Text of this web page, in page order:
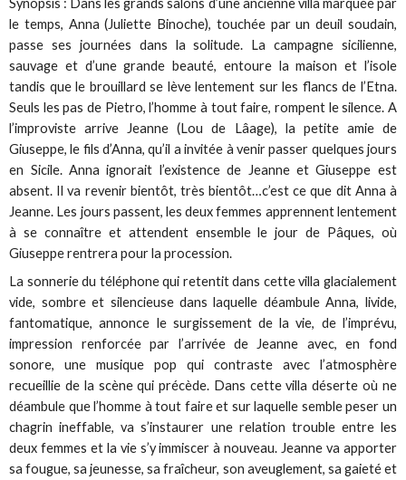
Synopsis : Dans les grands salons d’une ancienne villa marquée par
le temps, Anna (Juliette Binoche), touchée par un deuil soudain,
passe ses journées dans la solitude. La campagne sicilienne,
sauvage et d’une grande beauté, entoure la maison et l’isole
tandis que le brouillard se lève lentement sur les flancs de l’Etna.
Seuls les pas de Pietro, l’homme à tout faire, rompent le silence. A
l’improviste arrive Jeanne (Lou de Lâage), la petite amie de
Giuseppe, le fils d’Anna, qu’il a invitée à venir passer quelques jours
en Sicile. Anna ignorait l’existence de Jeanne et Giuseppe est
absent. Il va revenir bientôt, très bientôt…c’est ce que dit Anna à
Jeanne. Les jours passent, les deux femmes apprennent lentement
à se connaître et attendent ensemble le jour de Pâques, où
Giuseppe rentrera pour la procession.
La sonnerie du téléphone qui retentit dans cette villa glacialement
vide, sombre et silencieuse dans laquelle déambule Anna, livide,
fantomatique, annonce le surgissement de la vie, de l’imprévu,
impression renforcée par l’arrivée de Jeanne avec, en fond
sonore, une musique pop qui contraste avec l’atmosphère
recueillie de la scène qui précède. Dans cette villa déserte où ne
déambule que l’homme à tout faire et sur laquelle semble peser un
chagrin ineffable, va s’instaurer une relation trouble entre les
deux femmes et la vie s’y immiscer à nouveau. Jeanne va apporter
sa fougue, sa jeunesse, sa fraîcheur, son aveuglement, sa gaieté et